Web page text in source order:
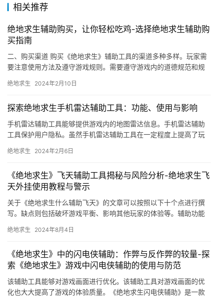
相关推荐
绝地求生辅助购买，让你轻松吃鸡-选择绝地求生辅助购
买指南
二、购买渠道 购买《绝地求生》辅助工具的渠道多种多样。玩家需
要注意使用方法及遵守游戏规则。需要遵守游戏内的道德规范和规
绝地求生 2024年2月10日
探索绝地求生手机雷达辅助工具：功能、使用与影响
手机雷达辅助工具能够提供游戏内的地图雷达信息。手机雷达辅助
工具保护用户隐私。虽然手机雷达辅助工具在一定程度上提高了玩
绝地求生 2024年2月6日
《绝地求生》飞天辅助工具揭秘与风险分析-绝地求生飞
天外挂使用教程与警示
关于《绝地求生什么辅助飞天》的文章可以按照以下十个点进行撰
写。缺点则包括破坏游戏平衡、影响其他玩家的体验等。辅助功能
绝地求生 2024年8月4日
《绝地求生》中的闪电侠辅助：作弊与反作弊的较量-探
索《绝地求生》游戏中闪电侠辅助的使用与防范
该辅助工具能够对游戏画面进行优化。该辅助工具对游戏画面的优
化也大大提高了游戏的体验质量。《绝地求生闪电侠辅助》是一款